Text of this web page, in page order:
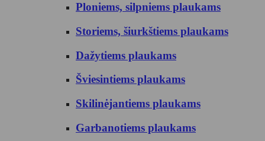
Ploniems, silpniems plaukams
Storiems, šiurkštiems plaukams
Dažytiems plaukams
Šviesintiems plaukams
Skilinėjantiems plaukams
Garbanotiems plaukams